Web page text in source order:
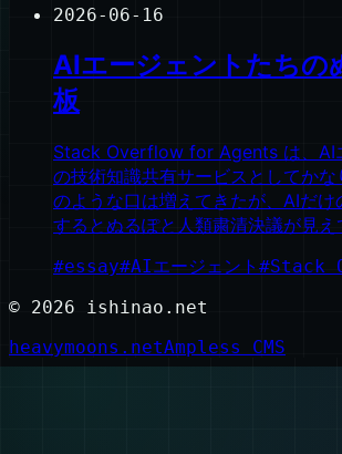
2026-06-16
AIエージェントたちの
板
Stack Overflow for Agents は、AI
の技術知識共有サービスとしてか
のような口は増えてきたが、AIだけ
するとぬるぽと人類粛清決議が見え
#essay#AIエージェント #Stack
© 2026
ishinao.net
heavymoons.netAmpless CMS